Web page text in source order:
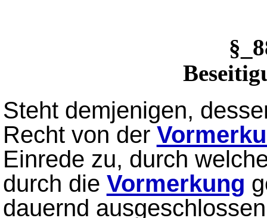
Steht demjenigen,
Recht von der
Einrede zu, durch
durch die Vormerkung
dauernd